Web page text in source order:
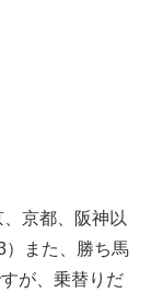
京都、阪神以
）また、勝ち馬
が、乗替りだ